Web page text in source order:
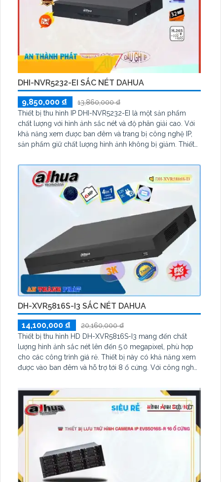
DHI-NVR5232-EI SẮC NÉT DAHUA
9,850,000 ₫
13,860,000 ₫
Thiết bị thu hình IP DHI-NVR5232-EI là một sản phẩm
chất lượng với hình ảnh sắc nét và độ phân giải cao. Với
khả năng xem được ban đêm và trang bị công nghệ IP,
sản phẩm giữ chất lượng hình ảnh không bị giảm. Thiết
tiên tiến, phù hợp cho nhiều công trình khác nhau. 2 ổ
cứng HDD giúp lưu trữ dữ liệu một cách linh hoạt
DH-XVR5816S-I3 SẮC NÉT DAHUA
14,100,000 ₫
20,160,000 ₫
Thiết bị thu hình HD DH-XVR5816S-I3 mang đến chất
lượng hình ảnh sắc nét lên đến 5.0 megapixel, phù hợp
cho các công trình giá rẻ. Thiết bị này có khả năng xem
được vào ban đêm và hỗ trợ tới 8 ổ cứng. Với công nghệ
IP, thiết bị này thích hợp cho các công trình lớn